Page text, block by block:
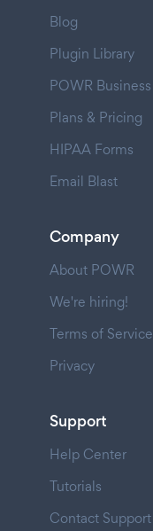
Blog
Plugin Library
POWR Business
Plans & Pricing
HIPAA Forms
Email Blast
Company
About POWR
We're hiring!
Terms of Service
Privacy
Support
Help Center
Tutorials
Contact Support